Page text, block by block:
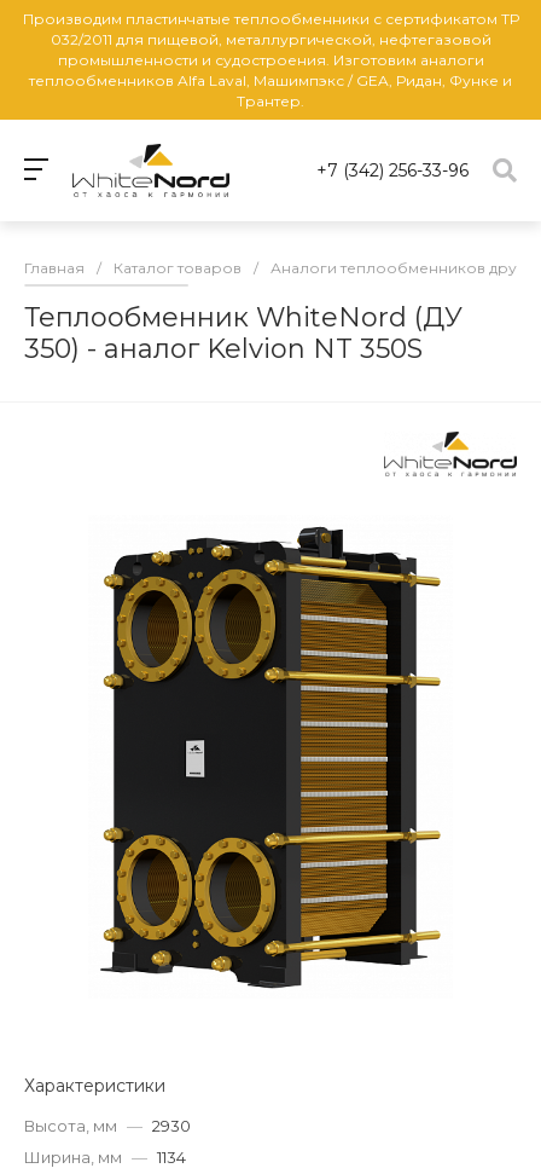
Производим пластинчатые теплообменники с сертификатом ТР
032/2011 для пищевой, металлургической, нефтегазовой
промышленности и судостроения. Изготовим аналоги
теплообменников Alfa Laval, Машимпэкс / GEA, Ридан, Функе и
Трантер.
+7 (342) 256-33-96
Главная / Каталог товаров / Аналоги теплообменников
Теплообменник WhiteNord (ДУ
350) - аналог Kelvion NT 350S
Характеристики
Высота, мм — 2930
Ширина, мм — 1134